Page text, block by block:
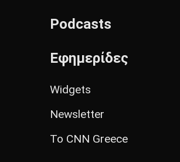
Podcasts
Εφημερίδες
Widgets
Newsletter
Το CNN Greece